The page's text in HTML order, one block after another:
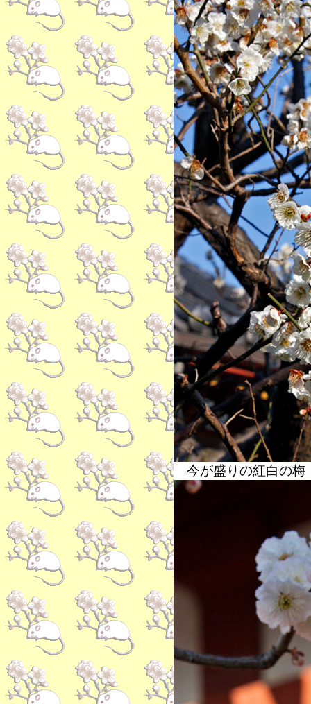
今が盛りの紅白の梅